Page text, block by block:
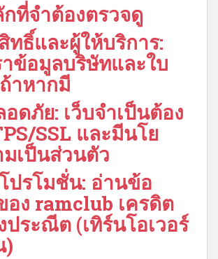
ที่จำต้องตรวจดู
ทธิ์และผู้ให้บริการ:
ข้อมูลบริษัทและใบ
าหากมี
ดภัย: เว็บจำเป็นต้อง
SSL และมีนโย
เป็นส่วนตัว
ปรโมชั่น: อ่านข้อ
ง ramclub เครดิต
ประณีต (เทิร์นโอเวอร์
)